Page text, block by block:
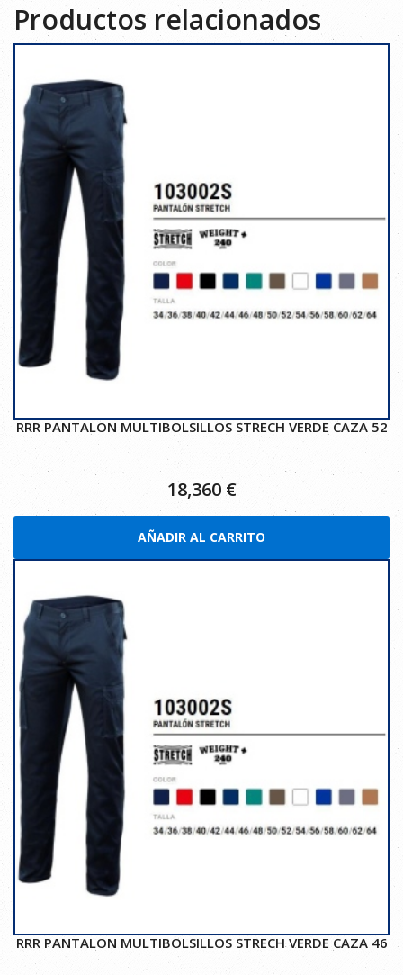
Productos relacionados
RRR PANTALON MULTIBOLSILLOS STRECH VERDE CAZA 52
18,360 €
AÑADIR AL CARRITO
RRR PANTALON MULTIBOLSILLOS STRECH VERDE CAZA 46